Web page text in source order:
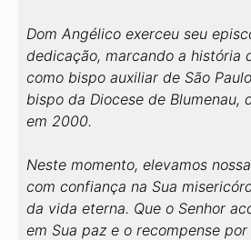
Dom Angélico exerceu seu
dedicação, marcando a história
como bispo auxiliar de São
bispo da Diocese de Blumenau,
em 2000.
Neste momento, elevamos
com confiança na Sua
da vida eterna. Que o Senhor
em Sua paz e o recompense